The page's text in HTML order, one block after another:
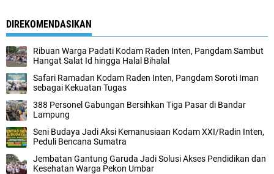
DIREKOMENDASIKAN
Ribuan Warga Padati Kodam Raden Inten, Pangdam Sambut
Hangat Salat Id hingga Halal Bihalal
Safari Ramadan Kodam Raden Inten, Pangdam Soroti Iman
sebagai Kekuatan Tugas
388 Personel Gabungan Bersihkan Tiga Pasar di Bandar
Lampung
Seni Budaya Jadi Aksi Kemanusiaan Kodam XXI/Radin Inten,
Peduli Bencana Sumatra
Jembatan Gantung Garuda Jadi Solusi Akses Pendidikan dan
Kesehatan Warga Pekon Umbar